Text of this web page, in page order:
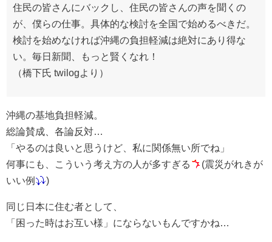
住民の皆さんにバックし、住民の皆さんの声を聞くの
が、僕らの仕事。具体的な検討を全国で始めるべきだ。
検討を始めなければ沖縄の負担軽減は絶対にあり得な
い。毎日新聞、もっと賢くなれ！
（橋下氏 twilogより）
沖縄の基地負担軽減。
総論賛成、各論反対…
「やるのは良いと思うけど、私に関係無い所でね」
何事にも、こういう考え方の人が多すぎる
(震災がれきが
いい例
)
同じ日本に住む者として、
「困った時はお互い様」にならないもんですかね…